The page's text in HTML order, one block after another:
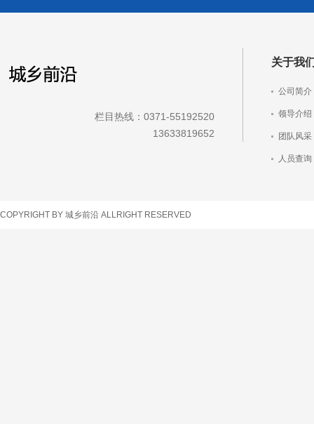
栏目热线：0371-55192520
13633819652
关于我
公司简介
领导介绍
团队风采
人员查询
COPYRIGHT BY 城乡前沿 ALLRIGHT RESERVED